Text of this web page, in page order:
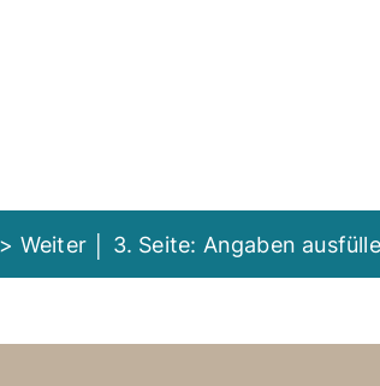
Weiter │ 3. Seite: Angaben